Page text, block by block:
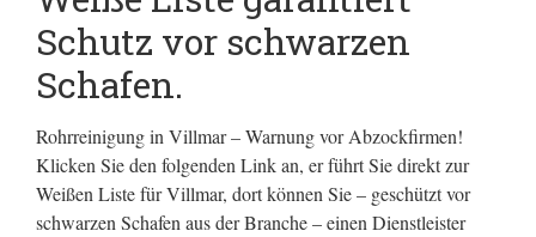
Schutz vor schwarzen
Schafen.
Rohrreinigung in Villmar – Warnung vor Abzockfirmen!
Klicken Sie den folgenden Link an, er führt Sie direkt zur
Weißen Liste für Villmar, dort können Sie – geschützt vor
schwarzen Schafen aus der Branche – einen Dienstleister